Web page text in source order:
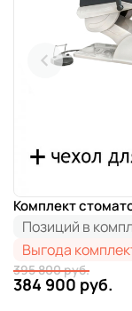
Комплект
Позиций в
Выгода
384 900 руб.
395 800 руб.